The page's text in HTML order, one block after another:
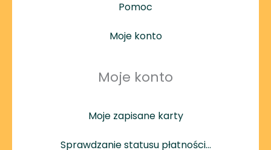
Pomoc
Moje konto
Moje konto
Moje zapisane karty
Sprawdzanie statusu płatności…